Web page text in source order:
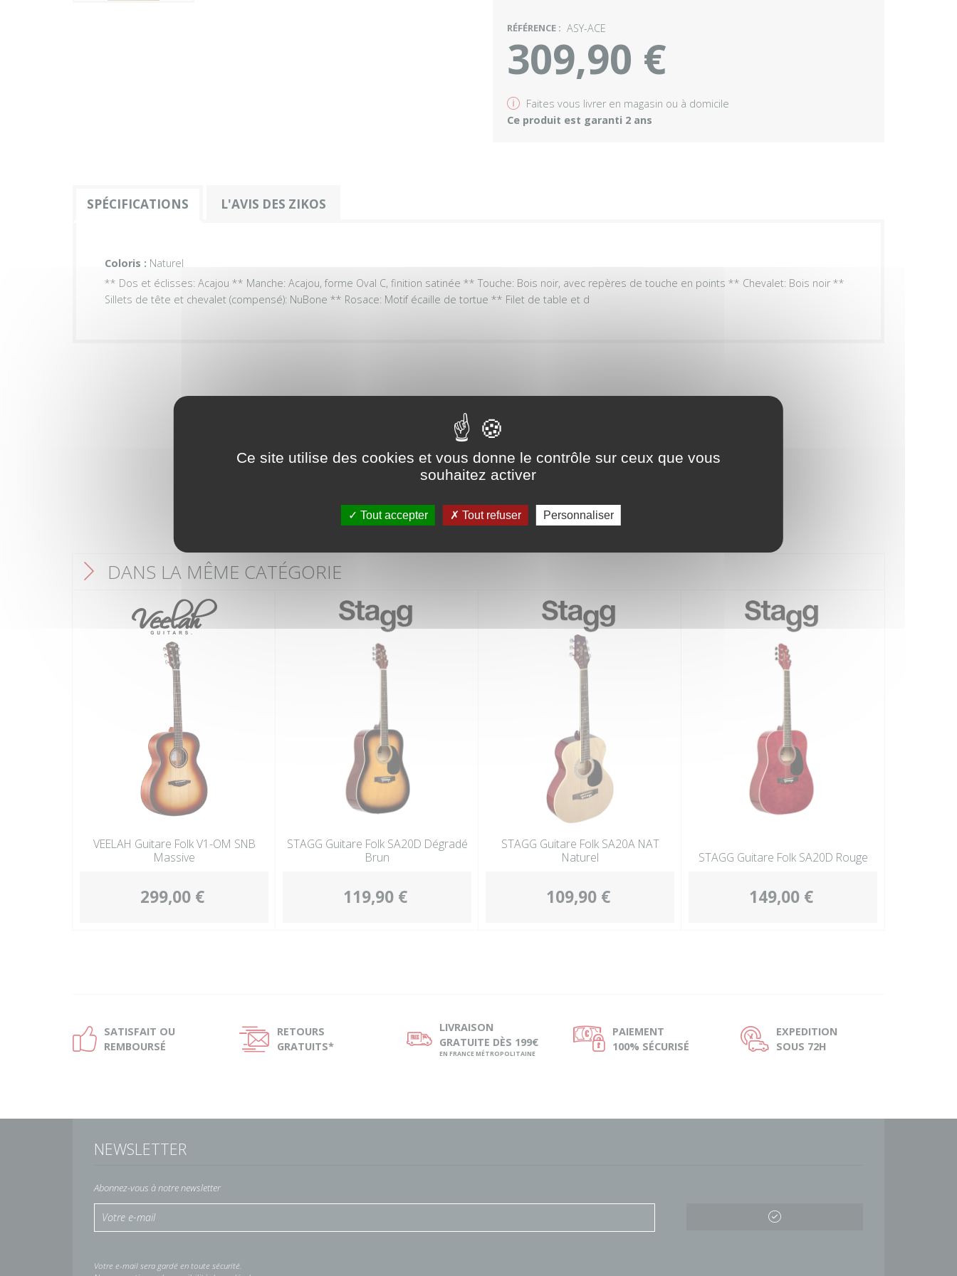
RÉFÉRENCE : ASY-ACE
309,90 €
v Faites vous livrer en magasin ou à domicile
Ce produit est garanti 2 ans
SPÉCIFICATIONS L'AVIS DES ZIKOS
Coloris : Naturel
** Dos et éclisses: Acajou ** Manche: Acajou, forme Oval C, finition satinée ** Touche: Bois noir, avec repères de touche en points ** Chevalet: Bois noir **
Sillets de tête et chevalet (compensé): NuBone ** Rosace: Motif écaille de tortue ** Filet de table et d
Retour
Produit précédent Produit suivant
F DANS LA MÊME CATÉGORIE
VEELAH Guitare Folk V1-OM SNB
Massive
299,00 €
STAGG Guitare Folk SA20D Dégradé
Brun
119,90 €
STAGG Guitare Folk SA20A NAT
Naturel
109,90 €
STAGG Guitare Folk SA20D Rouge
149,00 €
Ð SATISFAIT OU
REMBOURSÉ
Ñ
RETOURS
GRATUITS*
ø LIVRAISON
GRATUITE DÈS 199€
EN FRANCE MÉTROPOLITAINE
Ø PAIEMENT
100% SÉCURISÉ
Ù
EXPEDITION
SOUS 72H
NEWSLETTER
Abonnez-vous à notre newsletter
Votre e-mail sera gardé en toute sécurité.
Ce site utilise des cookies et vous donne le contrôle sur ceux que vous
souhaitez activer
Tout accepter Tout refuser Personnaliser